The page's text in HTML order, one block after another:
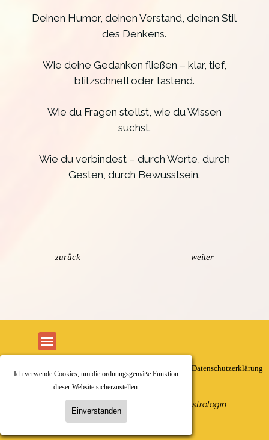
Ich verwende Cookies, um die ordnungsgemäße Funktion
dieser Website sicherzustellen.
Einverstanden
Deinen Humor, deinen Verstand, deinen Stil
des Denkens.
Wie deine Gedanken fließen – klar, tief,
blitzschnell oder tastend.
Wie du Fragen stellst, wie du Wissen
suchst.
Wie du verbindest – durch Worte, durch
Gesten, durch Bewusstsein.
zurück weiter
Menü überspringen
Karin Kruse-Harder Beratende Astrologin
Datenschutzerklärung